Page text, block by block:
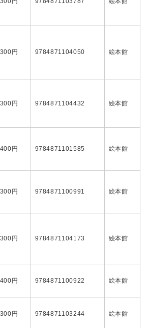
円 9784871104050 絵本館
円 9784871104432 絵本館
円 9784871101585 絵本館
円 9784871100991 絵本館
円 9784871104173 絵本館
円 9784871100922 絵本館
円 9784871103244 絵本館